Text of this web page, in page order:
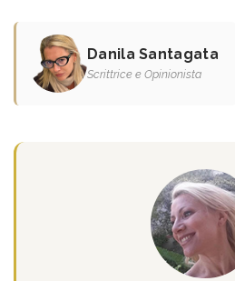
Danila Santagata
Scrittrice e Opinionista